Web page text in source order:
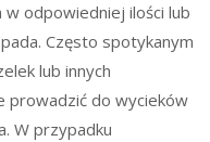
odpowiedniej ilości lub
Często spotykanym
lub innych
prowadzić do wycieków
W przypadku